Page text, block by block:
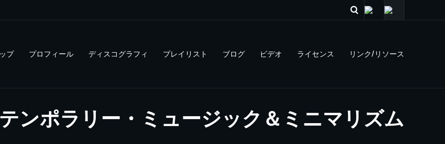
プ プロフィール ディスコグラフィ プレイリスト ブログ ビデオ ライセンス リンク/リソース
ンポラリー・ミュージック＆ミニマリズム